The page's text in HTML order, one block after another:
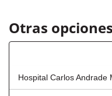
Otras
Hospital Carlos Andrade